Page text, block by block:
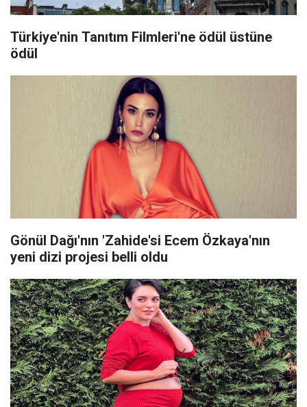
Türkiye'nin Tanıtım Filmleri'ne ödül üstüne
ödül
Gönül Dağı'nın 'Zahide'si Ecem Özkaya'nın
yeni dizi projesi belli oldu